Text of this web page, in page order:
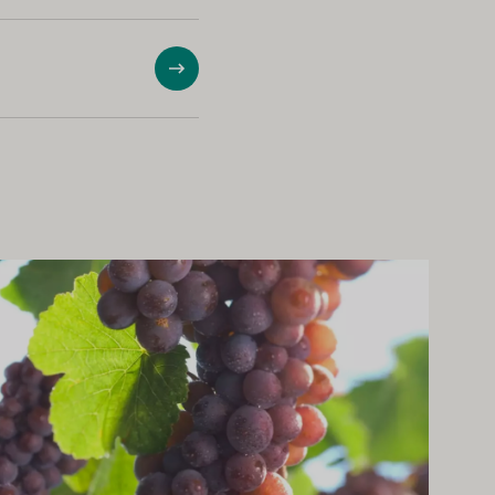
Visa
mer om detta